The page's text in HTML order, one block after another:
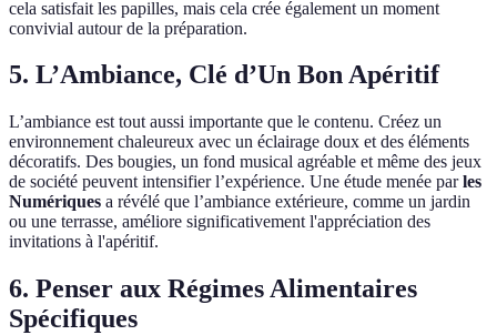
cela satisfait les papilles, mais cela crée également un moment
convivial autour de la préparation.
5. L’Ambiance, Clé d’Un Bon Apéritif
L’ambiance est tout aussi importante que le contenu. Créez un
environnement chaleureux avec un éclairage doux et des éléments
décoratifs. Des bougies, un fond musical agréable et même des jeux
de société peuvent intensifier l’expérience. Une étude menée parles
Numériques a révélé que l’ambiance extérieure, comme un jardin
ou une terrasse, améliore significativement l'appréciation des
invitations à l'apéritif.
6. Penser aux Régimes Alimentaires
Spécifiques